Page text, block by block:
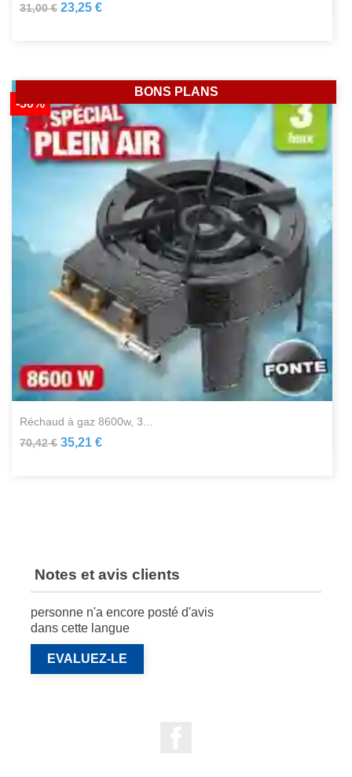
31,00 € 23,25 €
réchaud à gaz 8600w, 3...
70,42 €
-50%
35,21 €
BONS PLANS
Notes et avis clients
personne n'a encore posté d'avis
dans cette langue
EVALUEZ-LE